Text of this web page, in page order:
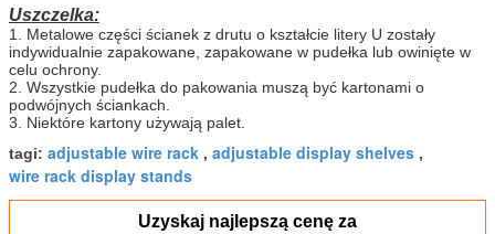
Uszczelka:
1. Metalowe części ścianek z drutu o kształcie litery U zostały
indywidualnie zapakowane, zapakowane w pudełka lub owinięte w
celu ochrony.
2. Wszystkie pudełka do pakowania muszą być kartonami o
podwójnych ściankach.
3. Niektóre kartony używają palet.
tagi: adjustable wire rack , adjustable display shelves ,
wire rack display stands
Uzyskaj najlepszą cenę za